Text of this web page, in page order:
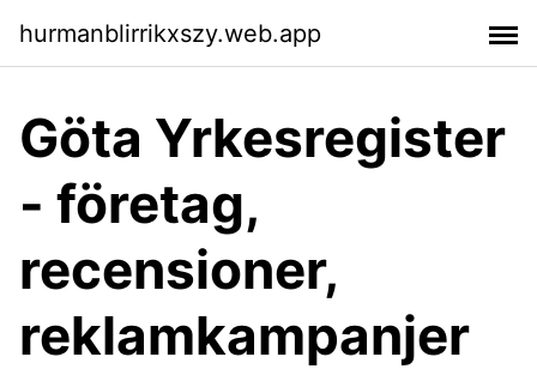
hurmanblirrikxszy.web.app
Göta Yrkesregister
- företag,
recensioner,
reklamkampanjer